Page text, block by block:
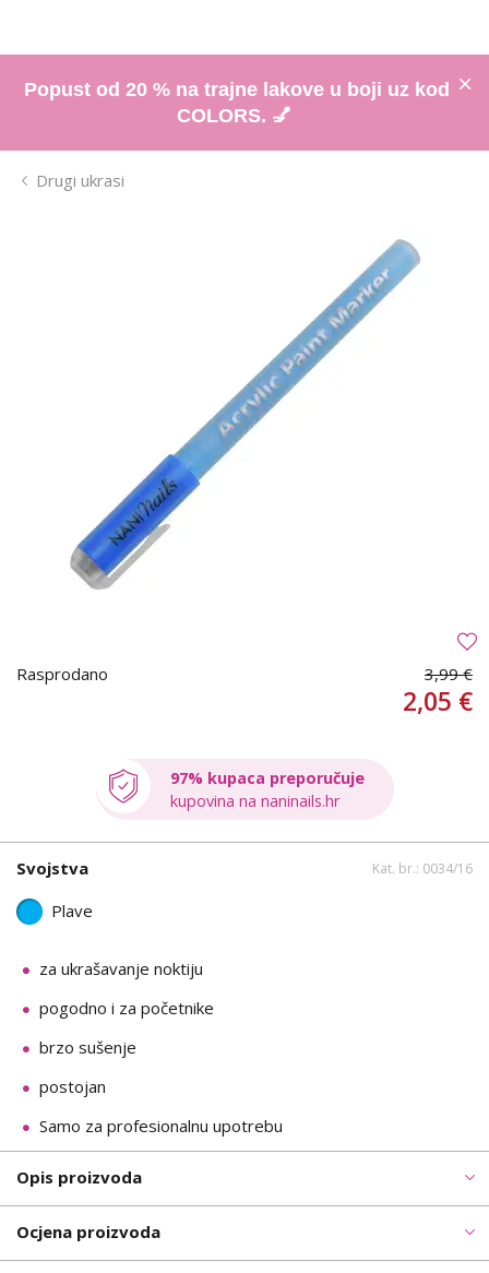
Popust od 20 % na trajne lakove u boji uz kod
COLORS. 💅
Drugi ukrasi
Rasprodano 3,99 €
2,05 €
97% kupaca preporučuje
kupovina na naninails.hr
Svojstva Kat. br.: 0034/16
Plave
za ukrašavanje noktiju
pogodno i za početnike
brzo sušenje
postojan
Samo za profesionalnu upotrebu
Opis proizvoda
Ocjena proizvoda